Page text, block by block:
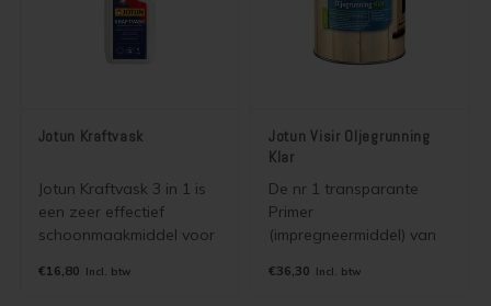
Jotun Kraftvask
Jotun Kraftvask 3 in 1 is
een zeer effectief
schoonmaakmiddel voor
kunt het gebruiken voor
€16,80 Incl. btw
Jotun Visir Oljegrunning
Klar
De nr 1 transparante
Primer
(impregneermiddel) van
bescherming tegen
€36,30 Incl. btw